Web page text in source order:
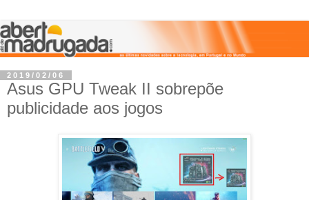
2019/02/06
Asus GPU Tweak II sobrepõe
publicidade aos jogos